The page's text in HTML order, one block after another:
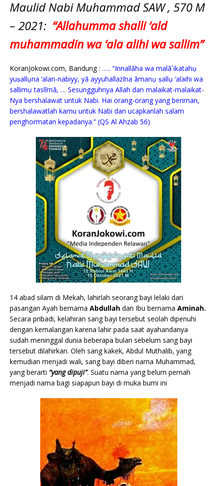
c
e
b
o
k
it
te
r
ai
l
at
s
A
p
p
y
Li
k
k
a
o
e y
p
e
ss
n
e
r
ar
Maulid Nabi Muhammad SAW , 570 M
– 2021: “Allahumma shalli ‘ald
muhammadin wa ‘ala alihi wa sallim”
KoranJokowi.com, Bandung : ….. “Innallāha wa malā`ikatahụ
yuṣallụna ‘alan-nabiyy, yā ayyuhallażīna āmanụ ṣallụ ‘alaihi wa
sallimụ taslīmā, … Sesungguhnya Allah dan malaikat-malaikat-
Nya bershalawat untuk Nabi. Hai orang-orang yang beriman,
bershalawatlah kamu untuk Nabi dan ucapkanlah salam
penghormatan kepadanya.” (QS Al Ahzab 56)
14 abad silam di Mekah, lahirlah seorang bayi lelaki dari
pasangan Ayah bernama Abdullah dan Ibu bernama Aminah.
Secara pribadi, kelahiran sang bayi tersebut seolah dipenuhi
dengan kemalangan karena lahir pada saat ayahandanya
sudah meninggal dunia beberapa bulan sebelum sang bayi
tersebut dilahirkan. Oleh sang kakek, Abdul Muthalib, yang
kemudian menjadi wali, sang bayi diberi nama Muhammad,
yang berarti “yang dipuji”. Suatu nama yang belum pernah
menjadi nama bagi siapapun bayi di muka bumi ini